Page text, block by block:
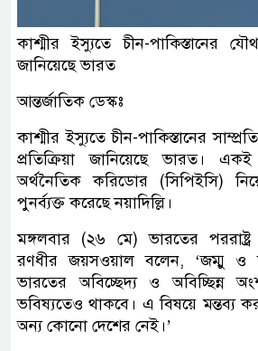
কাশ্মীর ইস্যুতে চীন-পাকিস্তানের
জানিয়েছে ভারত
আন্তর্জাতিক ডেস্কঃ
কাশ্মীর ইস্যুতে চীন-পাকিস্তানের
প্রতিক্রিয়া জানিয়েছে ভারত। একই
অর্থনৈতিক করিডোর (সিপিইসি)
পুনর্ব্যক্ত করেছে নয়াদিল্লি।
মঙ্গলবার (২৬ মে) ভারতের পররাষ্ট্র
রণধীর জয়সওয়াল বলেন, ‘জম্মু ও
ভারতের অবিচ্ছেদ্য ও অবিচ্ছিন্ন
ভবিষ্যতেও থাকবে। এ বিষয়ে মন্তব্য
অন্য কোনো দেশের নেই।’